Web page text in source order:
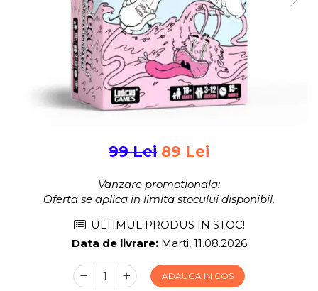
Jocuri pentru 2 persoane
Game cunoscute
Jocuri de societate in limba
Vezi toate jocurile de societate
99 Lei 89 Lei
Vanzare promotionala:
Oferta se aplica in limita stocului disponibil.
ULTIMUL PRODUS IN STOC!
Data de livrare:Marti, 11.08.2026
ADAUGA IN COS